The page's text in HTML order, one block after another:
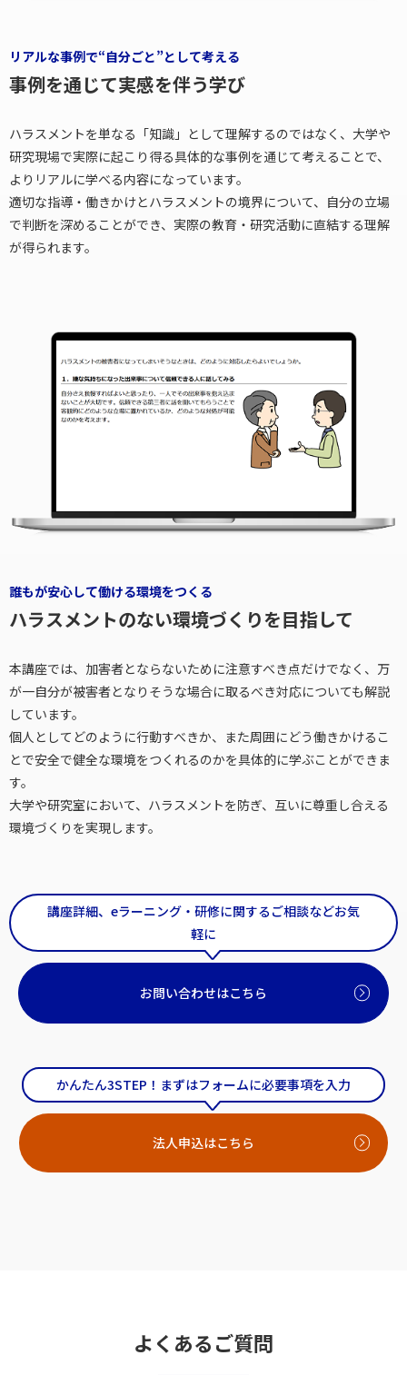
リアルな事例で“自分ごと”として考える
事例を通じて実感を伴う学び
ハラスメントを単なる「知識」として理解するのではなく、大学や
研究現場で実際に起こり得る具体的な事例を通じて考えることで、
よりリアルに学べる内容になっています。
適切な指導・働きかけとハラスメントの境界について、自分の立場
で判断を深めることができ、実際の教育・研究活動に直結する理解
が得られます。
誰もが安心して働ける環境をつくる
ハラスメントのない環境づくりを目指して
本講座では、加害者とならないために注意すべき点だけでなく、万
が一自分が被害者となりそうな場合に取るべき対応についても解説
しています。
個人としてどのように行動すべきか、また周囲にどう働きかけるこ
とで安全で健全な環境をつくれるのかを具体的に学ぶことができま
す。
大学や研究室において、ハラスメントを防ぎ、互いに尊重し合える
環境づくりを実現します。
講座詳細、eラーニング・研修に関するご相談などお気
軽に
お問い合わせはこちら
かんたん3STEP！まずはフォームに必要事項を入力
法人申込はこちら
よくあるご質問